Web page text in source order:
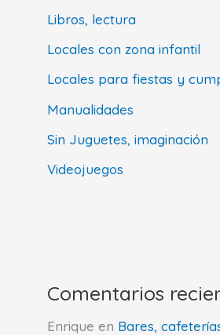
Libros, lectura
Locales con zona infantil
Locales para fiestas y
Manualidades
Sin Juguetes, imaginación
Videojuegos
Comentarios
Enrique en Bares,